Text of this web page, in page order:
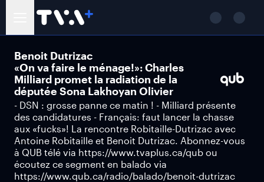
Benoit Dutrizac
«On va faire le ménage!»: Charles
Milliard promet la radiation de la
députée Sona Lakhoyan Olivier
- DSN : grosse panne ce matin ! - Milliard présente
des candidatures - Français: faut lancer la chasse
aux «fucks»! La rencontre Robitaille-Dutrizac avec
Antoine Robitaille et Benoit Dutrizac. Abonnez-vous
à QUB télé via https://www.tvaplus.ca/qub ou
écoutez ce segment en balado via
https://www.qub.ca/radio/balado/benoit-dutrizac